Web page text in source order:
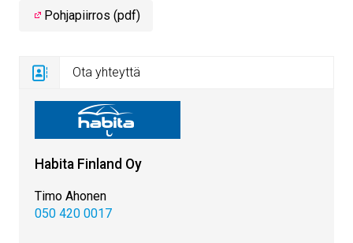
Pohjapiirros (pdf)
Ota yhteyttä
Habita Finland Oy
Timo Ahonen
050 420 0017